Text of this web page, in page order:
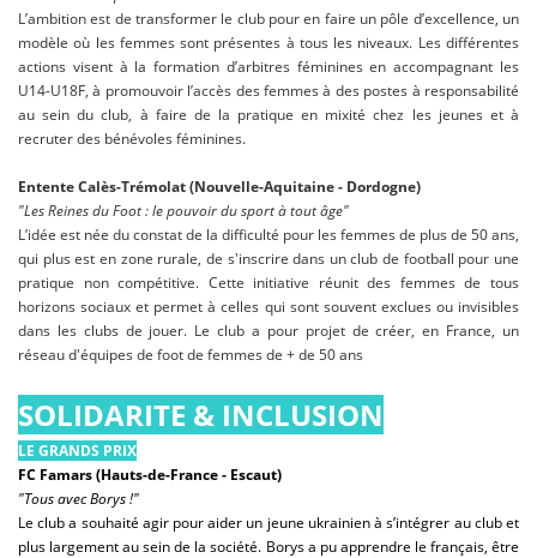
L’ambition est de transformer le club pour en faire un pôle d’excellence, un
modèle où les femmes sont présentes à tous les niveaux. Les différentes
actions visent à la formation d’arbitres féminines en accompagnant les
U14-U18F, à promouvoir l’accès des femmes à des postes à responsabilité
au sein du club, à faire de la pratique en mixité chez les jeunes et à
recruter des bénévoles féminines.
Entente Calès-Trémolat (Nouvelle-Aquitaine - Dordogne)
"Les Reines du Foot : le pouvoir du sport à tout âge"
L’idée est née du constat de la difficulté pour les femmes de plus de 50 ans,
qui plus est en zone rurale, de s'inscrire dans un club de football pour une
pratique non compétitive. Cette initiative réunit des femmes de tous
horizons sociaux et permet à celles qui sont souvent exclues ou invisibles
dans les clubs de jouer. Le club a pour projet de créer, en France, un
réseau d'équipes de foot de femmes de + de 50 ans
SOLIDARITE & INCLUSION
LE GRANDS PRIX
FC Famars (Hauts-de-France - Escaut)
"Tous avec Borys !"
Le club a souhaité agir pour aider un jeune ukrainien à s’intégrer au club et
plus largement au sein de la société. Borys a pu apprendre le français, être